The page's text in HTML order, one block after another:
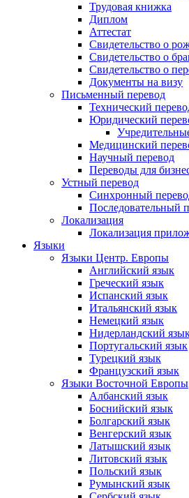
Трудовая книжка
Диплом
Аттестат
Свидетельство о
Свидетельство о
Свидетельство о
Документы на визу
Письменный перевод
Технический
Юридический
Медицинский
Научный перевод
Переводы для
Устный перевод
Синхронный
Последовательный
Локализация
Локализация
Языки
Языки Центр. Европы
Английский язык
Греческий язык
Испанский язык
Итальянский язык
Немецкий язык
Нидерландский
Португальский язык
Турецкий язык
Французский язык
Языки Восточной Европы
Албанский язык
Боснийский язык
Болгарский язык
Венгерский язык
Латышский язык
Литовский язык
Польский язык
Румынский язык